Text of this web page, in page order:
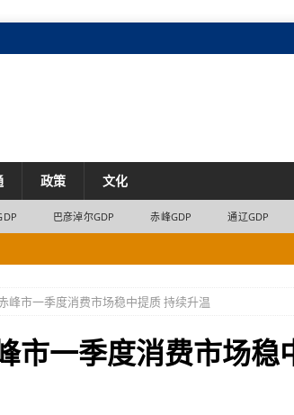
政策 文化
巴彦淖尔GDP 赤峰GDP 通辽GDP
市场
增长来自哪里 经济
峰市一季度消费市场稳中提质 持续升温
市一季度消费市场稳